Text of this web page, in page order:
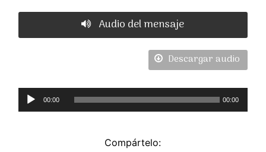
Audio del mensaje
Descargar audio
Reproductor
de
00:00 00:00
Compártelo: